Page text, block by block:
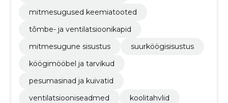
mitmesugused keemiatooted
tõmbe- ja ventilatsioonikapid
mitmesugune sisustus
suurköögisisustus
köögimööbel ja tarvikud
pesumasinad ja kuivatid
ventilatsiooniseadmed
koolitahvlid